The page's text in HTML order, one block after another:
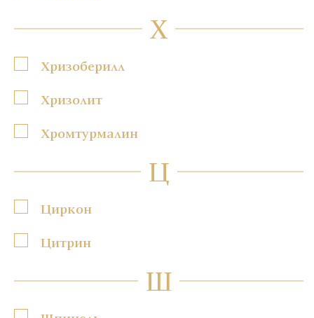
Х
Хризоберилл
Хризолит
Хромтурмалин
Ц
Циркон
Цитрин
Ш